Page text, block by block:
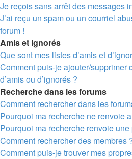
Je reçois sans arrêt des messages
J’ai reçu un spam ou un courriel
forum !
Amis et ignorés
Que sont mes listes d’amis et
Comment puis-je ajouter/supprimer
d’amis ou d’ignorés ?
Recherche dans les forums
Comment rechercher dans les
Pourquoi ma recherche ne renvoie
Pourquoi ma recherche renvoie
Comment rechercher des membres
Comment puis-je trouver mes